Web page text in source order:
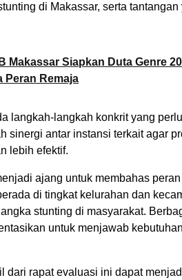
di Makassar, serta tantangan
Makassar Siapkan Duta Genre
Peran Remaja
langkah-langkah konkrit yang
sinergi antar instansi terkait agar
lebih efektif.
ajang untuk membahas
di tingkat kelurahan dan
stunting di masyarakat.
untuk menjawab
dari rapat evaluasi ini dapat